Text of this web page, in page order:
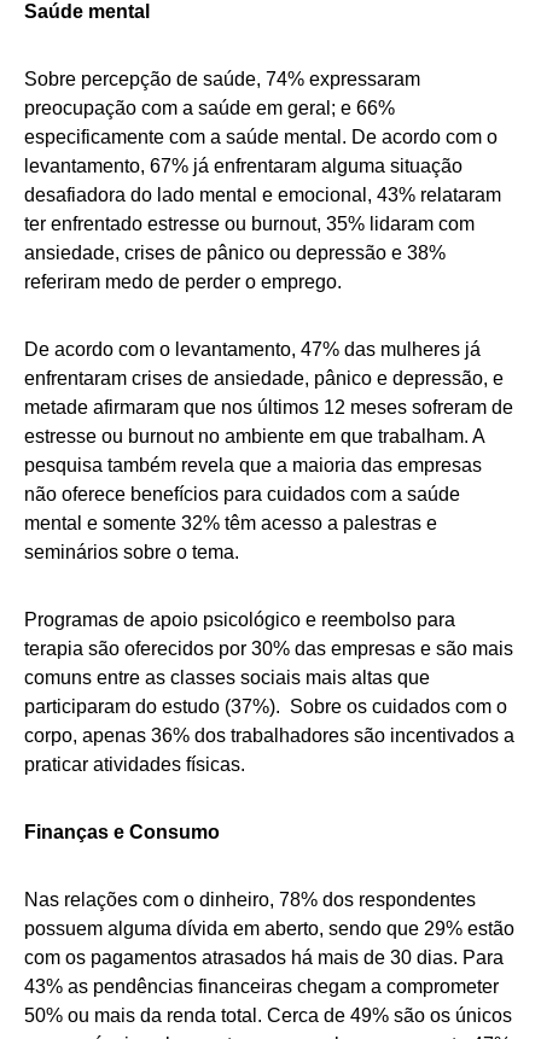
Saúde mental
Sobre percepção de saúde, 74% expressaram
preocupação com a saúde em geral; e 66%
especificamente com a saúde mental. De acordo com o
levantamento, 67% já enfrentaram alguma situação
desafiadora do lado mental e emocional, 43% relataram
ter enfrentado estresse ou burnout, 35% lidaram com
ansiedade, crises de pânico ou depressão e 38%
referiram medo de perder o emprego.
De acordo com o levantamento, 47% das mulheres já
enfrentaram crises de ansiedade, pânico e depressão, e
metade afirmaram que nos últimos 12 meses sofreram de
estresse ou burnout no ambiente em que trabalham. A
pesquisa também revela que a maioria das empresas
não oferece benefícios para cuidados com a saúde
mental e somente 32% têm acesso a palestras e
seminários sobre o tema.
Programas de apoio psicológico e reembolso para
terapia são oferecidos por 30% das empresas e são mais
comuns entre as classes sociais mais altas que
participaram do estudo (37%). Sobre os cuidados com o
corpo, apenas 36% dos trabalhadores são incentivados a
praticar atividades físicas.
Finanças e Consumo
Nas relações com o dinheiro, 78% dos respondentes
possuem alguma dívida em aberto, sendo que 29% estão
com os pagamentos atrasados há mais de 30 dias. Para
43% as pendências financeiras chegam a comprometer
50% ou mais da renda total. Cerca de 49% são os únicos